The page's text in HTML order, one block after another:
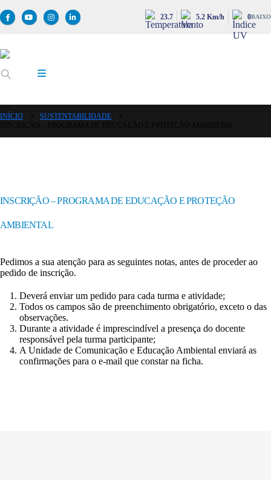
23.7 5.2 Km/h 0BAIXO
INÍCIO
SUSTENTABILIDADE
INSCRIÇÃO – PROGRAMA DE EDUCAÇÃO E PROTEÇÃO
AMBIENTAL
Pedimos a sua atenção para as seguintes notas, antes de proceder ao
pedido de inscrição.
Deverá enviar um pedido para cada turma e atividade;
Todos os campos são de preenchimento obrigatório, exceto o das
observações.
Durante a atividade é imprescindível a presença do docente
responsável pela turma participante;
A Unidade de Comunicação e Educação Ambiental enviará as
confirmações para o e-mail que constar na ficha.